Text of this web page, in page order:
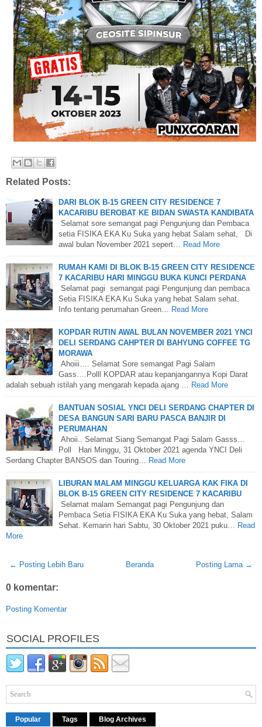
Related Posts:
DARI BLOK B-15 GREEN CITY RESIDENCE 7
KACARIBU BEROBAT KE BIDAN SWASTA KANDIBATA
Selamat sore semangat pagi Pengunjung dan Pembaca
setia FISIKA EKA Ku Suka yang hebat Salam sehat, Di
awal bulan November 2021 sepert… Read More
RUMAH KAMI DI BLOK B-15 GREEN CITY RESIDENCE
7 KACARIBU HARI MINGGU BUKA KUNCI PERDANA
Selamat pagi semangat pagi Pengunjung dan pembaca
Setia FISIKA EKA Ku Suka yang hebat Salam sehat,
Info tentang perumahan Green… Read More
KOPDAR RUTIN AWAL BULAN NOVEMBER 2021 YNCI
DELI SERDANG CAHPTER DI BAHYUNG COFFEE TG
MORAWA
Ahoiii…. Selamat Sore semangat Pagi Salam
Gass….Polll KOPDAR atau kepanjangannya Kopi Darat
adalah sebuah istilah yang mengarah kepada ajang … Read More
BANTUAN SOSIAL YNCI DELI SERDANG CHAPTER DI
DESA BANGUN SARI BARU PASCA BANJIR DI
PERUMAHAN
Ahoii.. Selamat Siang Semangat Pagi Salam Gasss…
Poll Hari Minggu, 31 Oktober 2021 agenda YNCI Deli
Serdang Chapter BANSOS dan Touring… Read More
LIBURAN MALAM MINGGU KELUARGA KAK FIKA DI
BLOK B-15 GREEN CITY RESIDENCE 7 KACARIBU
Selamat malam Semangat pagi Pengunjung dan
Pembaca Setia FISIKA EKA Ku Suka yang hebat, Salam
Sehat. Kemarin hari Sabtu, 30 Oktober 2021 puku… Read
More
← Posting Lebih Baru Posting Lama →
Beranda
0 komentar:
Posting Komentar
SOCIAL PROFILES
Popular Tags Blog Archives